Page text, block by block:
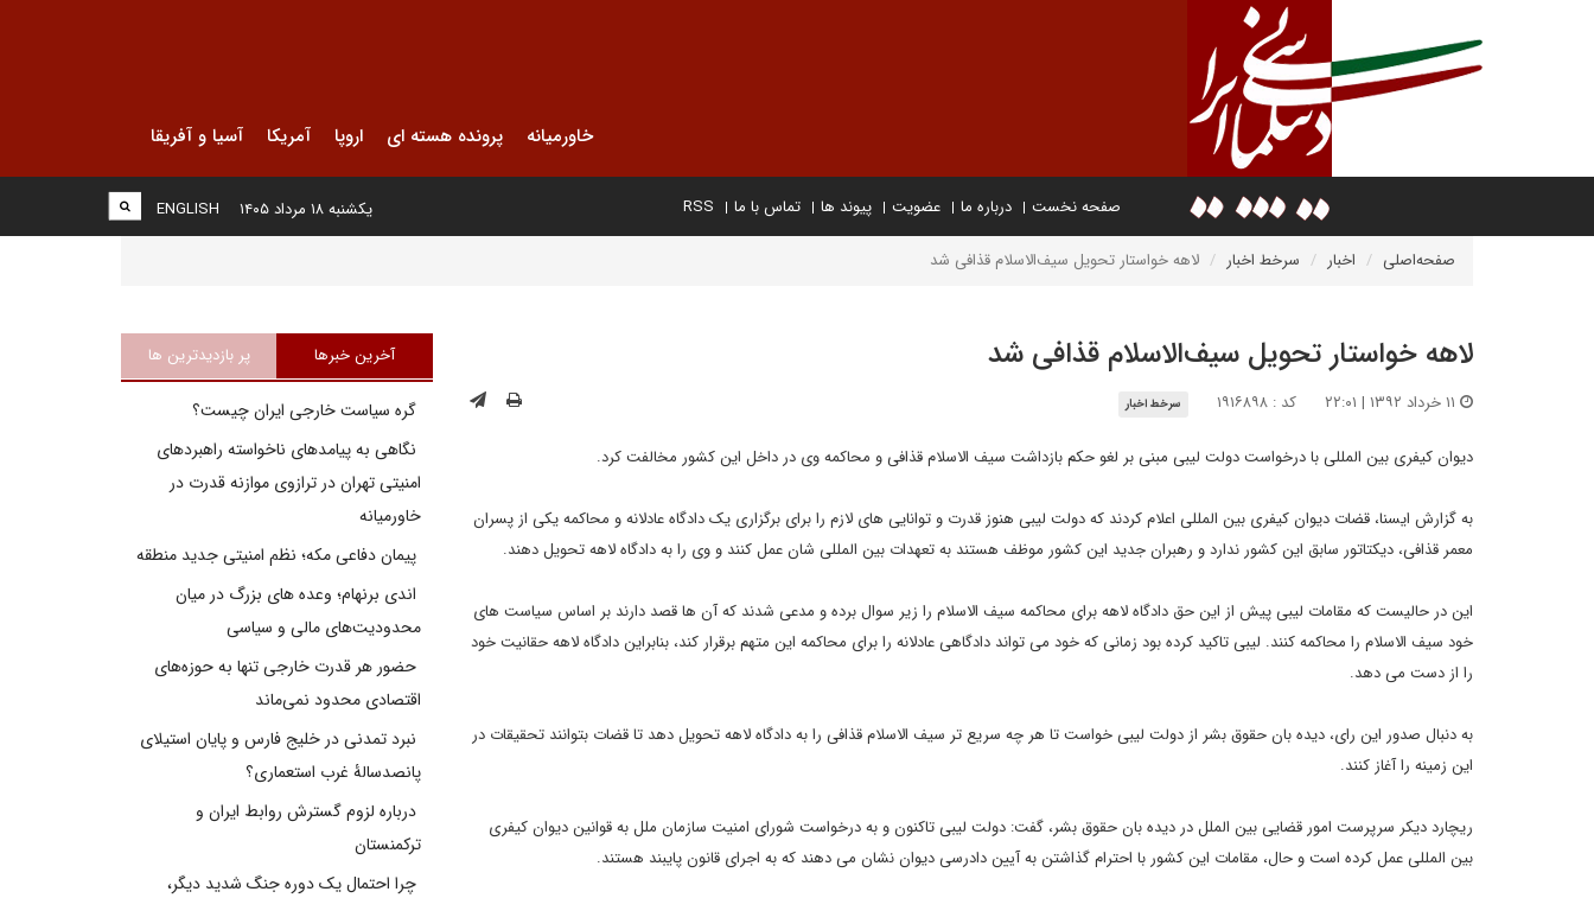
خاورمیانه پرونده هسته ای اروپا آمریکا آسیا و آفریقا
صفحه نخست درباره ما عضویت پیوند ها تماس با ما RSS
ENGLISH یکشنبه ۱۸ مرداد ۱۴۰۵
صفحه‌اصلی اخبار سرخط اخبار لاهه خواستار تحویل سیف‌الاسلام قذافی شد
لاهه خواستار تحویل سیف‌الاسلام قذافی شد
کد : ۱۹۱۶۸۹۸ سرخط اخبار
دیوان کیفری بین المللی با درخواست دولت لیبی مبنی بر لغو حکم بازداشت سیف الاسلام قذافی و محاکمه وی در داخل این کشور مخالفت کرد.
به گزارش ایسنا، قضات دیوان کیفری بین المللی اعلام کردند که دولت لیبی هنوز قدرت و توانایی های لازم را برای برگزاری یک دادگاه عادلانه و محاکمه یکی از پسران
معمر قذافی، دیکتاتور سابق این کشور ندارد و رهبران جدید این کشور موظف هستند به تعهدات بین المللی شان عمل کنند و وی را به دادگاه لاهه تحویل دهند.
این در حالیست که مقامات لیبی پیش از این حق دادگاه لاهه برای محاکمه سیف الاسلام را زیر سوال برده و مدعی شدند که آن ها قصد دارند بر اساس سیاست های
خود سیف الاسلام را محاکمه کنند. لیبی تاکید کرده بود زمانی که خود می تواند دادگاهی عادلانه را برای محاکمه این متهم برقرار کند، بنابراین دادگاه لاهه حقانیت خود
را از دست می دهد.
به دنبال صدور این رای، دیده بان حقوق بشر از دولت لیبی خواست تا هر چه سریع تر سیف الاسلام قذافی را به دادگاه لاهه تحویل دهد تا قضات بتوانند تحقیقات در
این زمینه را آغاز کنند.
ریچارد دیکر سرپرست امور قضایی بین الملل در دیده بان حقوق بشر، گفت: دولت لیبی تاکنون و به درخواست شورای امنیت سازمان ملل به قوانین دیوان کیفری
بین المللی عمل کرده است و حال، مقامات این کشور با احترام گذاشتن به آیین دادرسی دیوان نشان می دهند که به اجرای قانون پایبند هستند.
آخرین خبرها پر بازدیدترین ها
گره سیاست خارجی ایران چیست؟
نگاهی به پیامدهای ناخواسته راهبردهای
امنیتی تهران در ترازوی موازنه قدرت در
خاورمیانه
پیمان دفاعی مکه؛ نظم امنیتی جدید منطقه
اندی برنهام؛ وعده های بزرگ در میان
محدودیت‌های مالی و سیاسی
حضور هر قدرت خارجی تنها به حوزه‌های
اقتصادی محدود نمی‌ماند
نبرد تمدنی در خلیج فارس و پایان استیلای
پانصدسالۀ غرب استعماری؟
درباره لزوم گسترش روابط ایران و
ترکمنستان
چرا احتمال یک دوره جنگ شدید دیگر،